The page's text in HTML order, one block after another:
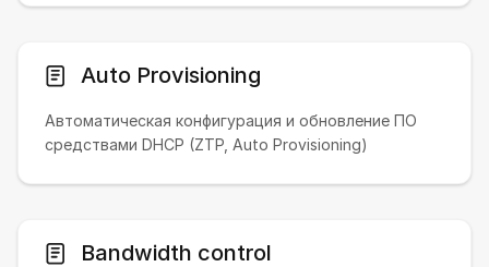
Auto Provisioning
Автоматическая конфигурация и обновление ПО
средствами DHCP (ZTP, Auto Provisioning)
Bandwidth control